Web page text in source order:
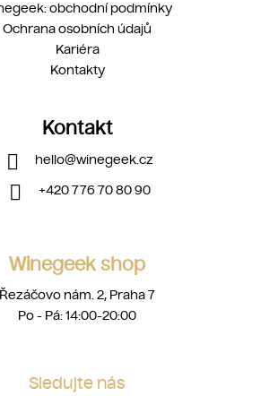
obchodní podmínky
Ochrana osobních údajů
Kariéra
Kontakty
Kontakt
hello@winegeek.cz
+420 776 70 80 90
Winegeek shop
Řezáčovo nám. 2, Praha 7
Po - Pá: 14:00-20:00
Sledujte nás